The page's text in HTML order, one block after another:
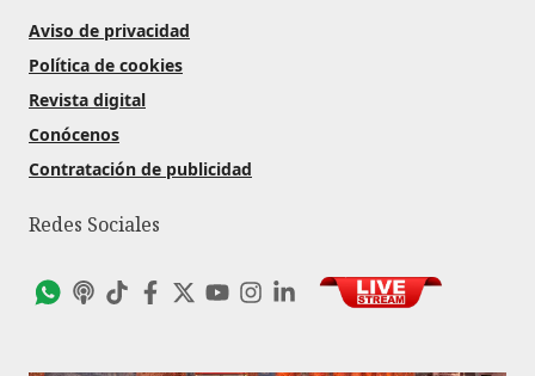
Aviso de privacidad
Política de cookies
Revista digital
Conócenos
Contratación de publicidad
Redes Sociales